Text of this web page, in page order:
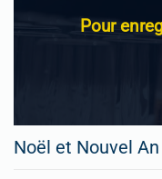
Pour
Noël et Nouvel An